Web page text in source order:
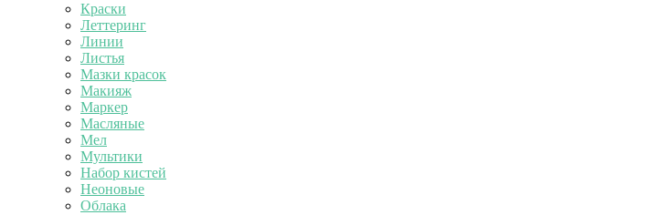
Краски
Леттеринг
Линии
Листья
Мазки красок
Макияж
Маркер
Масляные
Мел
Мультики
Набор кистей
Неоновые
Облака